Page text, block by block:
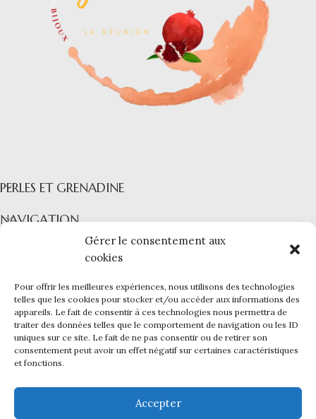
Gérer le consentement aux
cookies
Pour offrir les meilleures expériences, nous utilisons des technologies
telles que les cookies pour stocker et/ou accéder aux informations des
appareils. Le fait de consentir à ces technologies nous permettra de
traiter des données telles que le comportement de navigation ou les ID
uniques sur ce site. Le fait de ne pas consentir ou de retirer son
consentement peut avoir un effet négatif sur certaines caractéristiques
et fonctions.
Accepter
PERLES ET GRENADINE
NAVIGATION
INFORMATIONS
PERLES ET GRENADINE|Mentions légales -CGV -CGU -
Confidentialité -Cookies
Ce site a été financé par l’Union Européenne dans le cadre du
programme FEDER-FSE+ Réunion dont l’Autorité de gestion est la
Région Réunion. L’Europe s’engage à La Réunion avec le fonds